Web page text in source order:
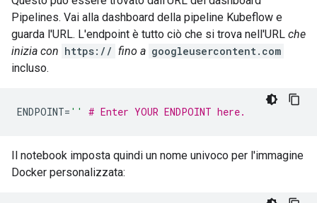
Pipelines. Vai alla dashboard della pipeline Kubeflow e
guarda l'URL. L'endpoint è tutto ciò che si trova nell'URL che
inizia con https:// fino a googleusercontent.com
incluso.
ENDPOINT= '' # Enter YOUR ENDPOINT here.
Il notebook imposta quindi un nome univoco per l'immagine
Docker personalizzata: